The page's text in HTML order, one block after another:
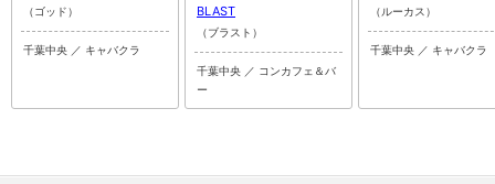
（ゴッド）
千葉中央 ／ キャバクラ
BLAST
（ブラスト）
千葉中央 ／ コンカフェ＆バ
ー
（ルーカス）
千葉中央 ／ キャバクラ